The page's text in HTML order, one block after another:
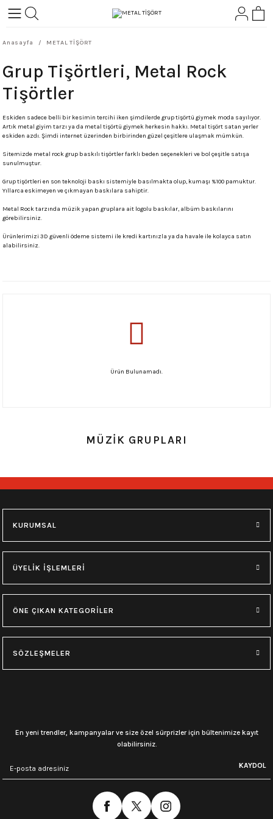
Geri Dön
ROCK
Geri Dön
Anasayfa METAL TİŞÖRT
Grup Tişörtleri, Metal Rock
Tişörtler
Eskiden sadece belli bir kesimin tercihi iken şimdilerde grup tişörtü giymek moda sayılıyor.
Artık metal giyim tarzı ya da metal tişörtü giymek herkesin hakkı. Metal tişört satan yerler
eskiden azdı. Şimdi internet üzerinden birbirinden güzel çeşitlere ulaşmak mümkün.
Sitemizde metal rock grup baskılı tişörtler farklı beden seçenekleri ve bol çeşitle satışa
sunulmuştur.
Grup tişörtleri en son teknoloji baskı sistemiyle basılmakta olup, kumaşı %100 pamuktur.
Yıllarca eskimeyen ve çıkmayan baskılara sahiptir.
Metal Rock tarzında müzik yapan gruplara ait logolu baskılar, albüm baskılarını
görebilirsiniz.
Ürünlerimizi 3D güvenli ödeme sistemi ile kredi kartınızla ya da havale ile kolayca satın
alabilirsiniz.
Ürün Bulunamadı.
MÜZİK GRUPLARI
KURUMSAL
ÜYELİK İŞLEMLERİ
ÖNE ÇIKAN KATEGORİLER
SÖZLEŞMELER
En yeni trendler, kampanyalar ve size özel sürprizler için bültenimize kayıt
olabilirsiniz.
KAYDOL